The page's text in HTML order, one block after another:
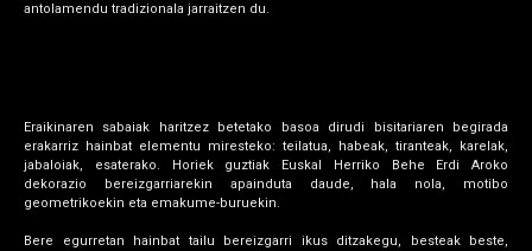
antolamendu tradizionala jarraitzen du.
Eraikinaren sabaiak haritzez betetako basoa dirudi bisitariaren begirada
erakarriz hainbat elementu miresteko: teilatua, habeak, tiranteak, karelak,
jabaloiak, esaterako. Horiek guztiak Euskal Herriko Behe Erdi Aroko
dekorazio bereizgarriarekin apainduta daude, hala nola, motibo
geometrikoekin eta emakume-buruekin.
Bere egurretan hainbat tailu bereizgarri ikus ditzakegu, besteak beste,